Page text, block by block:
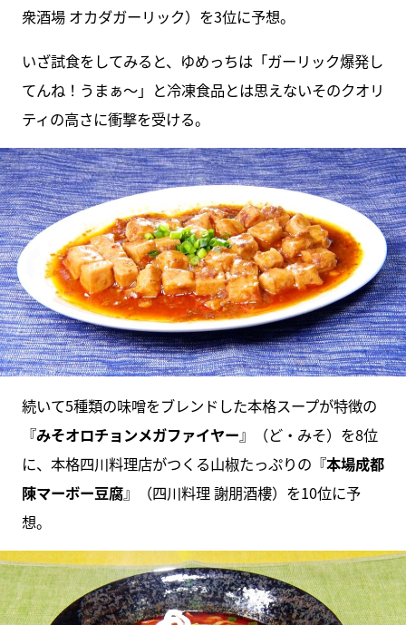
衆酒場 オカダガーリック）を3位に予想。
いざ試食をしてみると、ゆめっちは「ガーリック爆発し
てんね！うまぁ～」と冷凍食品とは思えないそのクオリ
ティの高さに衝撃を受ける。
続いて5種類の味噌をブレンドした本格スープが特徴の
『みそオロチョンメガファイヤー』（ど・みそ）を8位
に、本格四川料理店がつくる山椒たっぷりの『本場成都
陳マーボー豆腐』（四川料理 謝朋酒樓）を10位に予
想。